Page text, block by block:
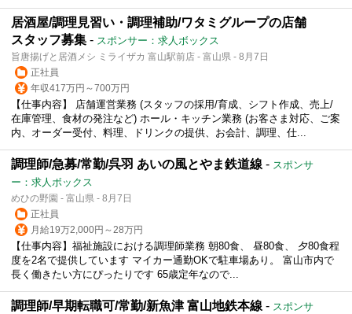
居酒屋/調理見習い・調理補助/ワタミグループの店舗
スタッフ募集 - スポンサー：求人ボックス
旨唐揚げと居酒メシ ミライザカ 富山駅前店 - 富山県 - 8月7日
正社員
年収417万円～700万円
【仕事内容】 店舗運営業務 (スタッフの採用/育成、シフト作成、売上/
在庫管理、食材の発注など) ホール・キッチン業務 (お客さま対応、ご案
内、オーダー受付、料理、ドリンクの提供、お会計、調理、仕...
調理師/急募/常勤/呉羽 あいの風とやま鉄道線 - スポンサ
ー：求人ボックス
めひの野園 - 富山県 - 8月7日
正社員
月給19万2,000円～28万円
【仕事内容】福祉施設における調理師業務 朝80食、 昼80食、 夕80食程
度を2名で提供しています マイカー通勤OKで駐車場あり。 富山市内で
長く働きたい方にぴったりです 65歳定年なので...
調理師/早期転職可/常勤/新魚津 富山地鉄本線 - スポンサ